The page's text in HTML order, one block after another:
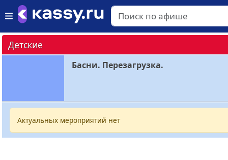
Детские
Басни. Перезагрузка.
Актуальных мероприятий нет